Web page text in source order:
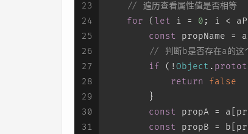
23
24
25
26
27
28
29
30
31
// 遍历查看属性值是否相等
for ( let i = 0 ; i <
const
propName =
// 判断b是否存在a的这
if (! Object .
return
false
        }
const
propA =
const
propB =